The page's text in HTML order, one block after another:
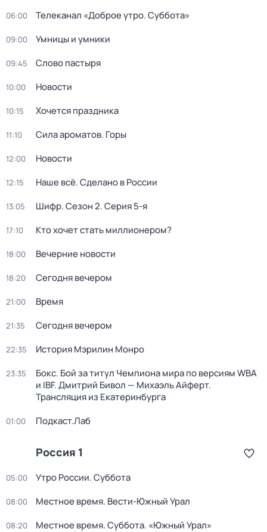
06:00 Телеканал «Доброе утро. Суббота»
09:00 Умницы и умники
09:45 Слово пастыря
10:00 Новости
10:15 Хочется праздника
11:10 Сила ароматов. Горы
12:00 Новости
12:15 Наше всё. Сделано в России
13:05 Шифр. Сезон 2. Серия 5-я
17:10 Кто хочет стать миллионером?
18:00 Вечерние новости
18:20 Сегодня вечером
21:00 Время
21:35 Сегодня вечером
22:35 История Мэрилин Монро
23:35
Бокс. Бой за титул Чемпиона мира по версиям WBA
и IBF. Дмитрий Бивол — Михаэль Айферт.
Трансляция из Екатеринбурга
01:00 Подкаст.Лаб
Россия 1
05:00 Утро России. Суббота
08:00 Местное время. Вести-Южный Урал
08:20 Местное время. Суббота. «Южный Урал»